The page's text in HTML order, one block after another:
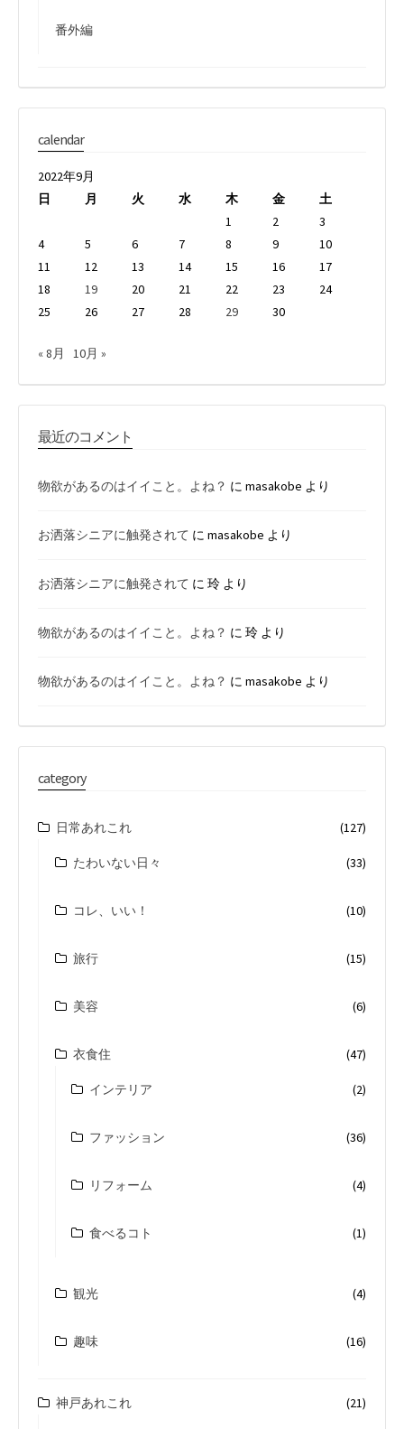
番外編
calendar
2022年9月
日
月 火 水 木 金
土
1
2
3
4
5 6 7 8 9
10
11
12 13 14 15 16
17
18
19 20 21 22 23
24
25
26 27 28 29 30
« 8月 10月 »
最近のコメント
物欲があるのはイイこと。よね？ に masakobe より
お洒落シニアに触発されて に masakobe より
お洒落シニアに触発されて に 玲 より
物欲があるのはイイこと。よね？ に 玲 より
物欲があるのはイイこと。よね？ に masakobe より
category
日常あれこれ (127)
たわいない日々 (33)
コレ、いい！ (10)
旅行 (15)
美容 (6)
衣食住 (47)
インテリア (2)
ファッション (36)
リフォーム (4)
食べるコト (1)
観光 (4)
趣味 (16)
神戸あれこれ (21)